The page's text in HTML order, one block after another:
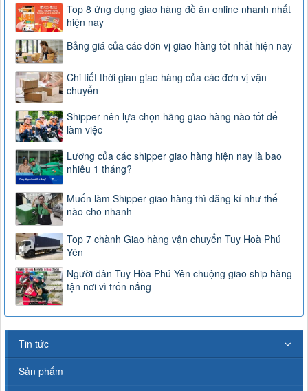
Top 8 ứng dụng giao hàng đồ ăn online nhanh nhất
hiện nay
Bảng giá của các đơn vị giao hàng tốt nhất hiện nay
Chi tiết thời gian giao hàng của các đơn vị vận
chuyển
Shipper nên lựa chọn hãng giao hàng nào tốt để
làm việc
Lương của các shipper giao hàng hiện nay là bao
nhiêu 1 tháng?
Muốn làm Shipper giao hàng thì đăng kí như thế
nào cho nhanh
Top 7 chành Giao hàng vận chuyển Tuy Hoà Phú
Yên
Người dân Tuy Hòa Phú Yên chuộng giao ship hàng
tận nơi vì trốn nắng
Tin tức
Sản phẩm